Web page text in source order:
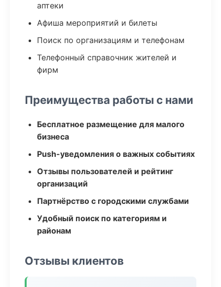
аптеки
Афиша мероприятий и билеты
Поиск по организациям и телефонам
Телефонный справочник жителей и
фирм
Преимущества работы с нами
Бесплатное размещение для малого
бизнеса
Push-уведомления о важных событиях
Отзывы пользователей и рейтинг
организаций
Партнёрство с городскими службами
Удобный поиск по категориям и
районам
Отзывы клиентов